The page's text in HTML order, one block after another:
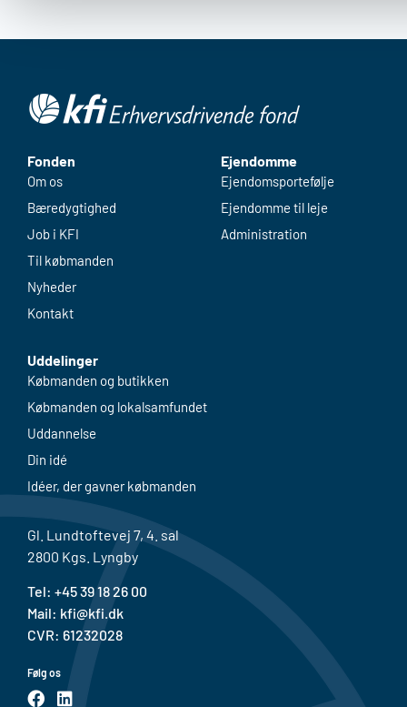
Gl. Lundtoftevej 7, 4. sal
2800 Kgs. Lyngby
Tel: +45 39 18 26 00
Mail: kfi@kfi.dk
CVR: 61232028
Følg os
F
L
Fonden
Om os
Bæredygtighed
Job i KFI
Til købmanden
Nyheder
Kontakt
Uddelinger
Købmanden og butikken
Købmanden og lokalsamfundet
Uddannelse
Din idé
Idéer, der gavner købmanden
Ejendomme
Ejendomsportefølje
Ejendomme til leje
Administration